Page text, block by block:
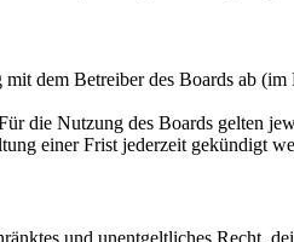
dem Betreiber des Boards ab
die Nutzung des Boards gelten
einer Frist jederzeit gekündigt
und unentgeltliches Recht,